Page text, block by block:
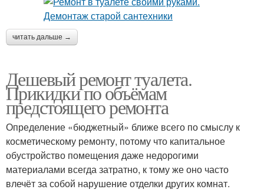
читать дальше →
Дешевый ремонт туалета.
Прикидки по объёмам
предстоящего ремонта
Определение «бюджетный» ближе всего по смыслу к
косметическому ремонту, потому что капитальное
обустройство помещения даже недорогими
материалами всегда затратно, к тому же оно часто
влечёт за собой нарушение отделки других комнат.